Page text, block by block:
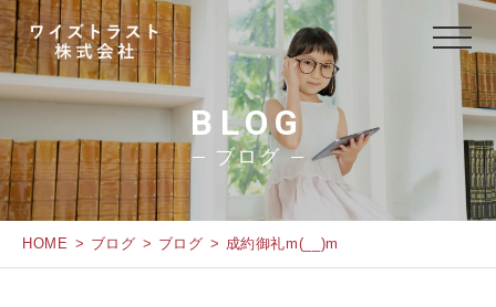
BLOG
ブログ
HOME ブログ ブログ 成約御礼m(__)m